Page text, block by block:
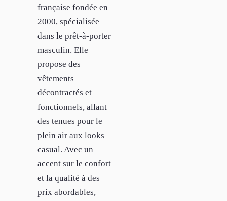
française fondée en
2000, spécialisée
dans le prêt-à-porter
masculin. Elle
propose des
vêtements
décontractés et
fonctionnels, allant
des tenues pour le
plein air aux looks
casual. Avec un
accent sur le confort
et la qualité à des
prix abordables,